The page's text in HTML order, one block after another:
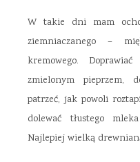
W takie dni mam
ziemniaczanego –
kremowego.
zmielonym pieprzem,
patrzeć, jak powoli
dolewać tłustego
Najlepiej wielką